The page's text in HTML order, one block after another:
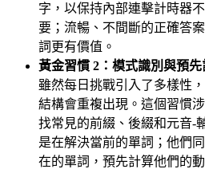
字，以保持內部連擊計時器
要；流暢、不間斷的正確答
詞更有價值。
黃金習慣 2：模式識別與預先
雖然每日挑戰引入了多樣性
結構會重複出現。這個習慣
找常見的前綴、後綴和元音-
是在解決當前的單詞；他們
在的單詞，預先計算他們的